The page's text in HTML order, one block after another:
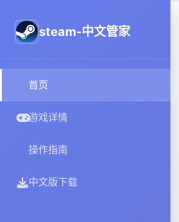
steam-中文管家
首页
游戏详情
操作指南
中文版下载